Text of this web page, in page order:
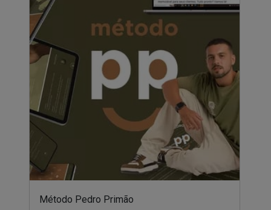
Método Pedro Primão